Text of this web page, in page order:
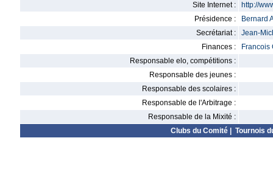
Site Internet :
http://
Présidence :
Bernard
Secrétariat :
Jean-
Finances :
Francois
Responsable elo, compétitions :
Responsable des jeunes :
Responsable des scolaires :
Responsable de l'Arbitrage :
Responsable de la Mixité :
Clubs du Comité| Tournois